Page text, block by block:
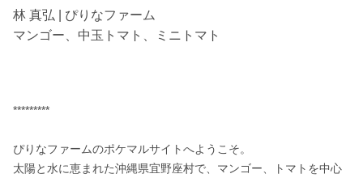
林 真弘 | ぴりなファーム
マンゴー、中玉トマト、ミニトマト
*********
ぴりなファームのポケマルサイトへようこそ。
太陽と水に恵まれた沖縄県宜野座村で、マンゴー、トマトを中心